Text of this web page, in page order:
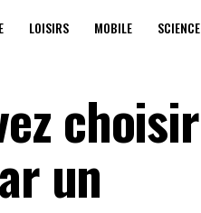
LOISIRS MOBILE SCIENCE
choisir
un